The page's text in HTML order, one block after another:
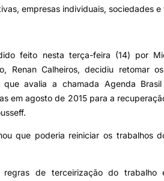
empresas individuais, sociedades e
feito nesta terça-feira (14) por
Renan Calheiros, decidiu retomar
que avalia a chamada Agenda
em agosto de 2015 para a
que poderia reiniciar os trabalhos
regras de terceirização do trabalho